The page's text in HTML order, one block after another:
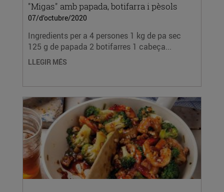
"Migas" amb papada, botifarra i pèsols
07/d’octubre/2020
Ingredients per a 4 persones 1 kg de pa sec
125 g de papada 2 botifarres 1 cabeça...
LLEGIR MÉS